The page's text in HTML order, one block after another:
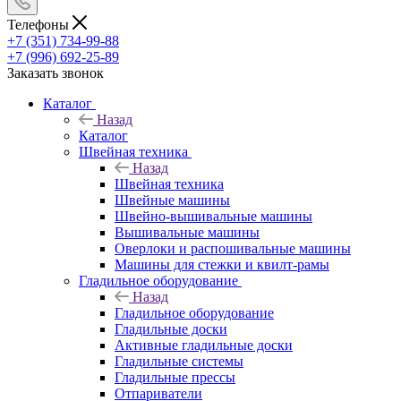
Телефоны
+7 (351) 734-99-88
+7 (996) 692-25-89
Заказать звонок
Каталог
Назад
Каталог
Швейная техника
Назад
Швейная техника
Швейные машины
Швейно-вышивальные машины
Вышивальные машины
Оверлоки и распошивальные машины
Машины для стежки и квилт-рамы
Гладильное оборудование
Назад
Гладильное оборудование
Гладильные доски
Активные гладильные доски
Гладильные системы
Гладильные прессы
Отпариватели